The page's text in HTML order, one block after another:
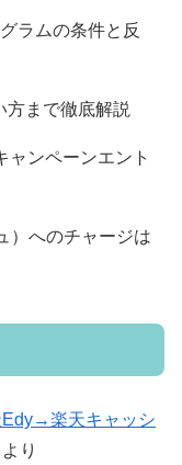
ラムの条件と反
方まで徹底解説
ャンペーンエント
）へのチャージは
Edy→楽天キャッシ
より